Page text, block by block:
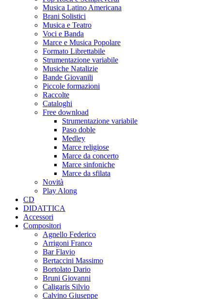
Musica Latino Americana
Brani Solistici
Musica e Teatro
Voci e Banda
Marce e Musica Popolare
Formato Librettabile
Strumentazione variabile
Musiche Natalizie
Bande Giovanili
Piccole formazioni
Raccolte
Cataloghi
Free download
Strumentazione variabile
Paso doble
Medley
Marce religiose
Marce da concerto
Marce sinfoniche
Marce da sfilata
Novità
Play Along
CD
DIDATTICA
Accessori
Compositori
Agnello Federico
Arrigoni Franco
Bar Flavio
Bertaccini Massimo
Bortolato Dario
Bruni Giovanni
Caligaris Silvio
Calvino Giuseppe